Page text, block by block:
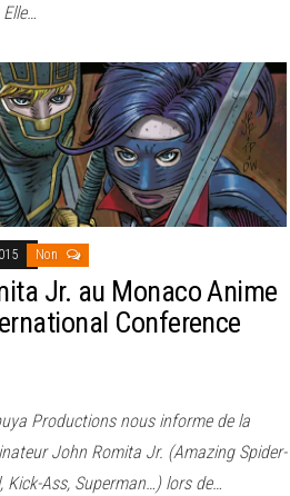
Non
Jr. au Monaco Anime
Conference
Productions nous informe de la
John Romita Jr. (Amazing Spider-
Kick-Ass, Superman…) lors de…